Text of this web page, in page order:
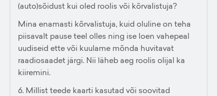
(auto)sõidust kui oled roolis või kõrvalistuja?
Mina enamasti kõrvalistuja, kuid oluline on teha
piisavalt pause teel olles ning ise loen vahepeal
uudiseid ette või kuulame mõnda huvitavat
raadiosaadet järgi. Nii läheb aeg roolis olijal ka
kiiremini.
6. Millist teede kaarti kasutad või soovitad